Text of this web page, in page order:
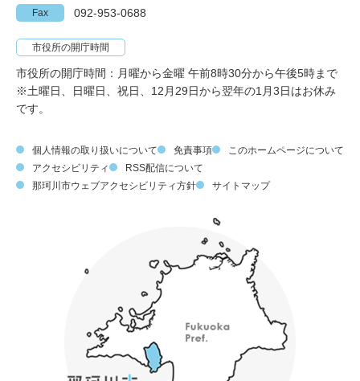
Fax 092-953-0688
市役所の開庁時間
市役所の開庁時間：月曜から金曜 午前8時30分から午後5時まで
※土曜日、日曜日、祝日、12月29日から翌年の1月3日はお休み
です。
個人情報の取り扱いについて 免責事項
このホームページについて
アクセシビリティ
RSS配信について
那珂川市ウェブアクセシビリティ方針
サイトマップ